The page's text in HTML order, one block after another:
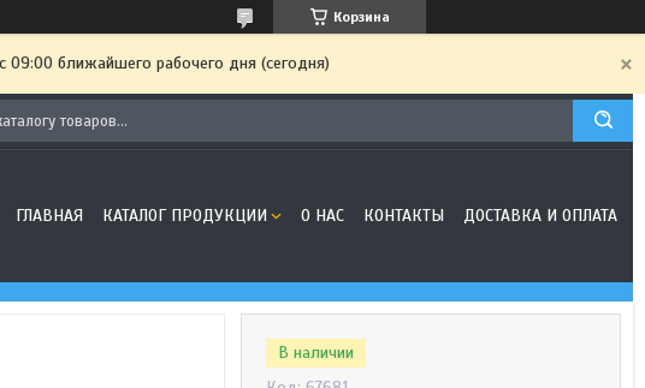
Корзина
09:00 ближайшего рабочего дня (сегодня)
ГЛАВНАЯ КАТАЛОГ ПРОДУКЦИИ О НАС КОНТАКТЫ ДОСТАВКА И ОПЛАТА
В наличии